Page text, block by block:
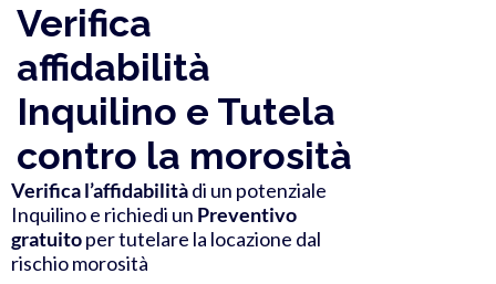
Verifica
affidabilità
Inquilino e Tutela
contro la morosità
Verifica l’affidabilitàdi un potenziale
Inquilino e richiedi un Preventivo
gratuitoper tutelare la locazione dal
rischio morosità